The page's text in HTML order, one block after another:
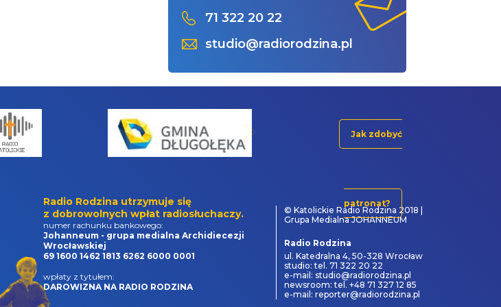
71 322 20 22
studio@radiorodzina.pl
Jak zdobyć
patronat?
Radio Rodzina utrzymuje się
z dobrowolnych wpłat radiosłuchaczy.
numer rachunku bankowego:
Johanneum - grupa medialna Archidiecezji
Wrocławskiej
69 1600 1462 1813 6262 6000 0001
wpłaty z tytułem:
DAROWIZNA NA RADIO RODZINA
© Katolickie Radio Rodzina 2018 |
Grupa Medialna JOHANNEUM
Radio Rodzina
ul. Katedralna 4, 50-328 Wrocław
studio: tel. 71 322 20 22
e-mail: studio@radiorodzina.pl
newsroom: tel. +48 71 327 12 85
e-mail: reporter@radiorodzina.pl